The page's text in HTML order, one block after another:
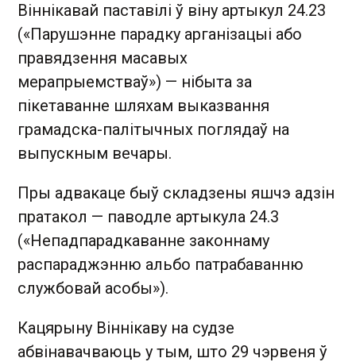
Віннікавай паставілі ў віну артыкул 24.23
(«Парушэнне парадку арганізацыі або
правядзення масавых
мерапрыемстваў») — нібыта за
пікетаванне шляхам выказвання
грамадска-палітычных поглядаў на
выпускным вечары.
Пры адвакаце быў складзены яшчэ адзін
пратакол — паводле артыкула 24.3
(«Непадпарадкаванне законнаму
распараджэнню альбо патрабаванню
службовай асобы»).
Кацярыну Віннікаву на судзе
абвінавачваюць у тым, што 29 чэрвеня ў